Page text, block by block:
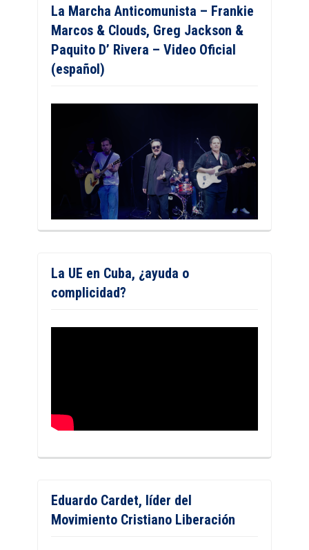
La Marcha Anticomunista – Frankie
Marcos & Clouds, Greg Jackson &
Paquito D’ Rivera – Video Oficial
(español)
La UE en Cuba, ¿ayuda o
complicidad?
Eduardo Cardet, líder del
Movimiento Cristiano Liberación